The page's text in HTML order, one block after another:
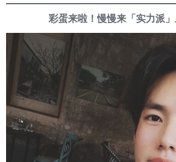
彩蛋来啦！慢慢来「实力派」